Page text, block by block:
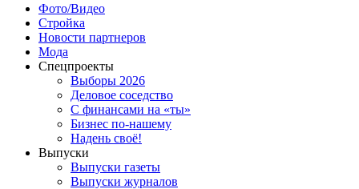
Фото/Видео
Стройка
Новости партнеров
Мода
Спецпроекты
Выборы 2026
Деловое соседство
С финансами на «ты»
Бизнес по-нашему
Надень своё!
Выпуски
Выпуски газеты
Выпуски журналов